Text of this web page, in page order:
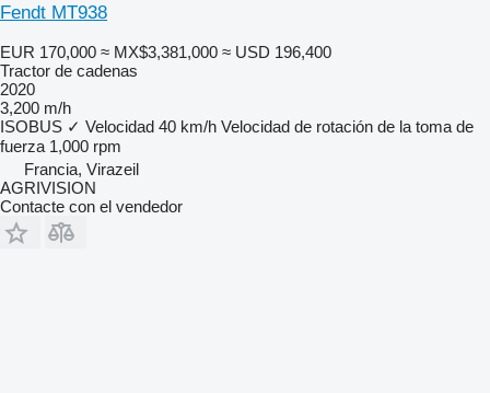
Fendt MT938
EUR 170,000 ≈ MX$3,381,000 ≈ USD 196,400
Tractor de cadenas
2020
3,200 m/h
ISOBUS ✓ Velocidad 40 km/h Velocidad de rotación de la toma de
fuerza 1,000 rpm
Francia, Virazeil
AGRIVISION
Contacte con el vendedor